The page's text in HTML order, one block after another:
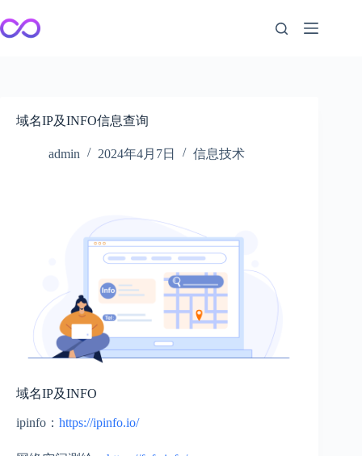
至
内
域名IP及INFO信息查询
admin 2024年4月7日 信息技术
域名IP及INFO
ipinfo： https://ipinfo.io/